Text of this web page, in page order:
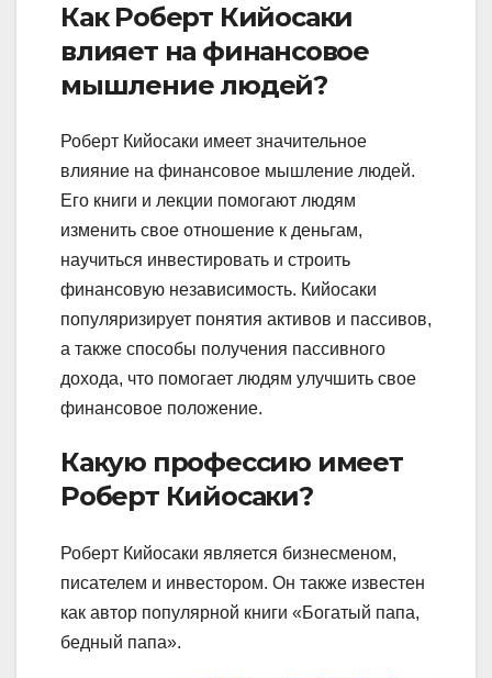
Как Роберт Кийосаки
влияет на финансовое
мышление людей?
Роберт Кийосаки имеет значительное
влияние на финансовое мышление людей.
Его книги и лекции помогают людям
изменить свое отношение к деньгам,
научиться инвестировать и строить
финансовую независимость. Кийосаки
популяризирует понятия активов и пассивов,
а также способы получения пассивного
дохода, что помогает людям улучшить свое
финансовое положение.
Какую профессию имеет
Роберт Кийосаки?
Роберт Кийосаки является бизнесменом,
писателем и инвестором. Он также известен
как автор популярной книги «Богатый папа,
бедный папа».